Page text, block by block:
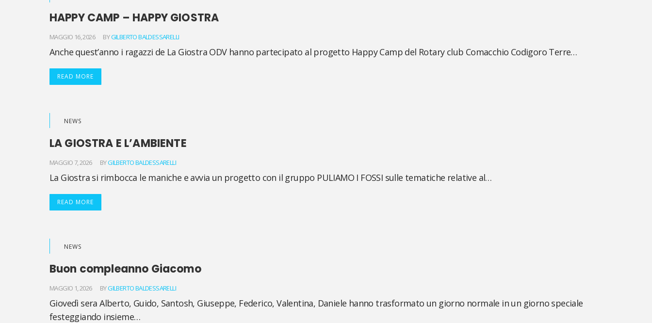
HAPPY CAMP – HAPPY GIOSTRA
MAGGIO 16, 2026 BYGILBERTO BALDESSARELLI
Anche quest’anno i ragazzi de La Giostra ODV hanno partecipato al progetto Happy Camp del Rotary club Comacchio Codigoro Terre…
READ MORE
NEWS
LA GIOSTRA E L’AMBIENTE
MAGGIO 7, 2026 BYGILBERTO BALDESSARELLI
La Giostra si rimbocca le maniche e avvia un progetto con il gruppo PULIAMO I FOSSI sulle tematiche relative al…
READ MORE
NEWS
Buon compleanno Giacomo
MAGGIO 1, 2026 BYGILBERTO BALDESSARELLI
Giovedì sera Alberto, Guido, Santosh, Giuseppe, Federico, Valentina, Daniele hanno trasformato un giorno normale in un giorno speciale
festeggiando insieme…